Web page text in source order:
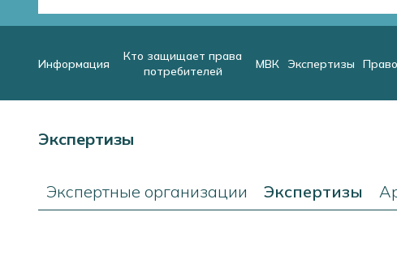
Информация
Кто защищает права
потребителей
МВК Экспертизы
Экспертизы
Экспертные организации Экспертизы